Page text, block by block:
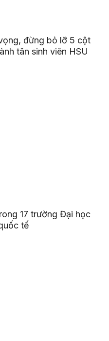
đừng bỏ lỡ 5 cột
tân sinh viên HSU
17 trường Đại học
tế